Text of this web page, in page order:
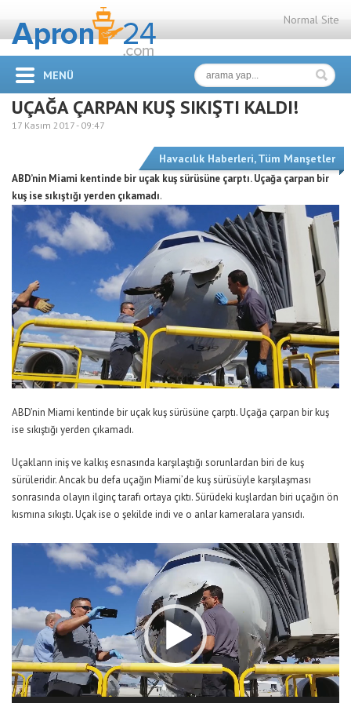
Normal Site
MENÜ
UÇAĞA ÇARPAN KUŞ SIKIŞTI KALDI!
17 Kasım 2017 - 09:47
Havacılık Haberleri,Tüm Manşetler
ABD’nin Miami kentinde bir uçak kuş sürüsüne çarptı. Uçağa çarpan bir
kuş ise sıkıştığı yerden çıkamadı.
ABD’nin Miami kentinde bir uçak kuş sürüsüne çarptı. Uçağa çarpan bir kuş
ise sıkıştığı yerden çıkamadı.
Uçakların iniş ve kalkış esnasında karşılaştığı sorunlardan biri de kuş
sürüleridir. Ancak bu defa uçağın Miami’de kuş sürüsüyle karşılaşması
sonrasında olayın ilginç tarafı ortaya çıktı. Sürüdeki kuşlardan biri uçağın ön
kısmına sıkıştı. Uçak ise o şekilde indi ve o anlar kameralara yansıdı.